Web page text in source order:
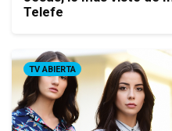
Telefe
TV ABIERTA